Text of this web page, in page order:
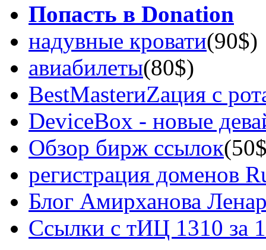
Попасть в Donation
надувные кровати(90$)
авиабилеты(80$)
BestMasterиZация с
DeviceBox - новые
Обзор бирж ссылок
регистрация доменов
Блог Амирханова
Ссылки с тИЦ 1310 за